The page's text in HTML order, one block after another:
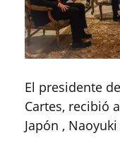
El presidente
Cartes, recibió
Japón ,